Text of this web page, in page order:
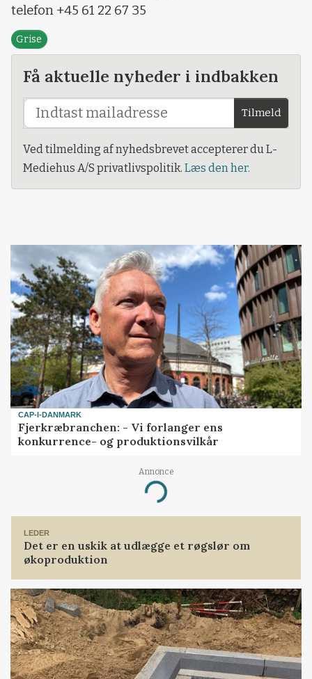
telefon +45 61 22 67 35
Grise
Få aktuelle nyheder i indbakken
Tilmeld
Ved tilmelding af nyhedsbrevet accepterer du L-
Mediehus A/S privatlivspolitik. Læs den her.
CAP-I-DANMARK
Fjerkræbranchen: - Vi forlanger ens
konkurrence- og produktionsvilkår
Annonce
Loading...
LEDER
Det er en uskik at udlægge et røgslør om
økoproduktion